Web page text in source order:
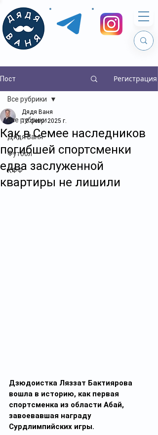
Пост Регистрация
Все рубрики
Дядя Ваня
Футбол
КФФ
Все рубрики
Как в Семее наследников
погибшей спортсменки
едва заслуженной
квартиры не лишили
Дядя Ваня
12 февр. 2025 г.
Дзюдоистка Ляззат Бактиярова
вошла в историю, как первая
спортсменка из области Абай,
завоевавшая награду
Сурдлимпийских игры.